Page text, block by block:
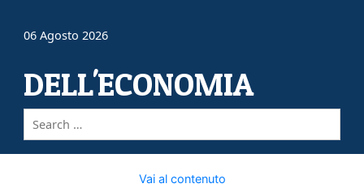
06 Agosto 2026
DELL'ECONOMIA
Vai al contenuto